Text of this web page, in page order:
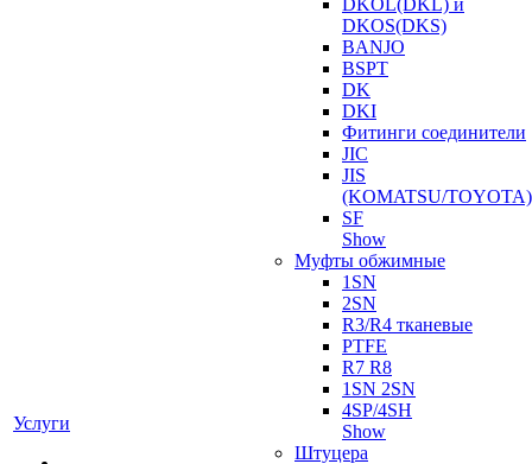
Услуги
DKOL(DKL) и
DKOS(DKS)
BANJO
BSPT
DK
DKI
Фитинги соединители
JIC
JIS
(KOMATSU/TOYOTA)
SF
Show
Муфты обжимные
1SN
2SN
R3/R4 тканевые
PTFE
R7 R8
1SN 2SN
4SP/4SH
Show
Штуцера